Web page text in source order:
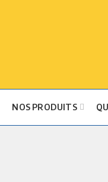
NOS PRODUITS